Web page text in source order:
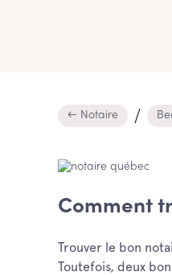
← Notaire
Comment
Trouver le bon
Toutefois, deux